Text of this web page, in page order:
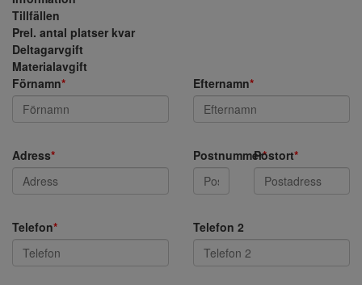
Tillfällen
Prel. antal platser kvar
Deltagarvgift
Materialavgift
Förnamn* Efternamn*
Adress* Postnummer*
Postort*
Telefon* Telefon 2